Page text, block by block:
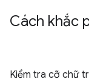
Cách khắc
Kiểm tra cỡ chữ